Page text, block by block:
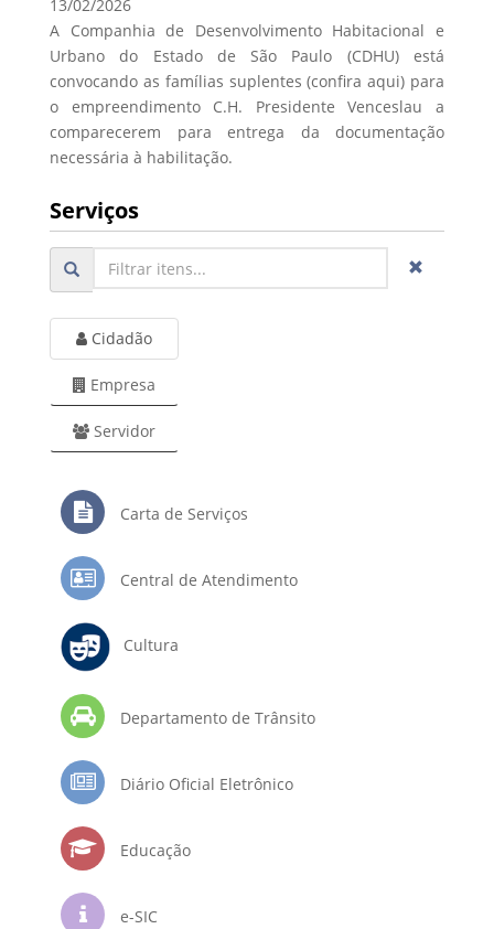
13/02/2026
A Companhia de Desenvolvimento Habitacional e
Urbano do Estado de São Paulo (CDHU) está
convocando as famílias suplentes (confira aqui) para
o empreendimento C.H. Presidente Venceslau a
comparecerem para entrega da documentação
necessária à habilitação.
Serviços
Cidadão
Empresa
Servidor
Carta de Serviços
Central de Atendimento
Cultura
Departamento de Trânsito
Diário Oficial Eletrônico
Educação
e-SIC